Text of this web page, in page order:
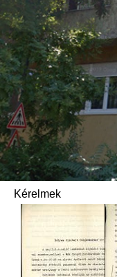
Kérelmek